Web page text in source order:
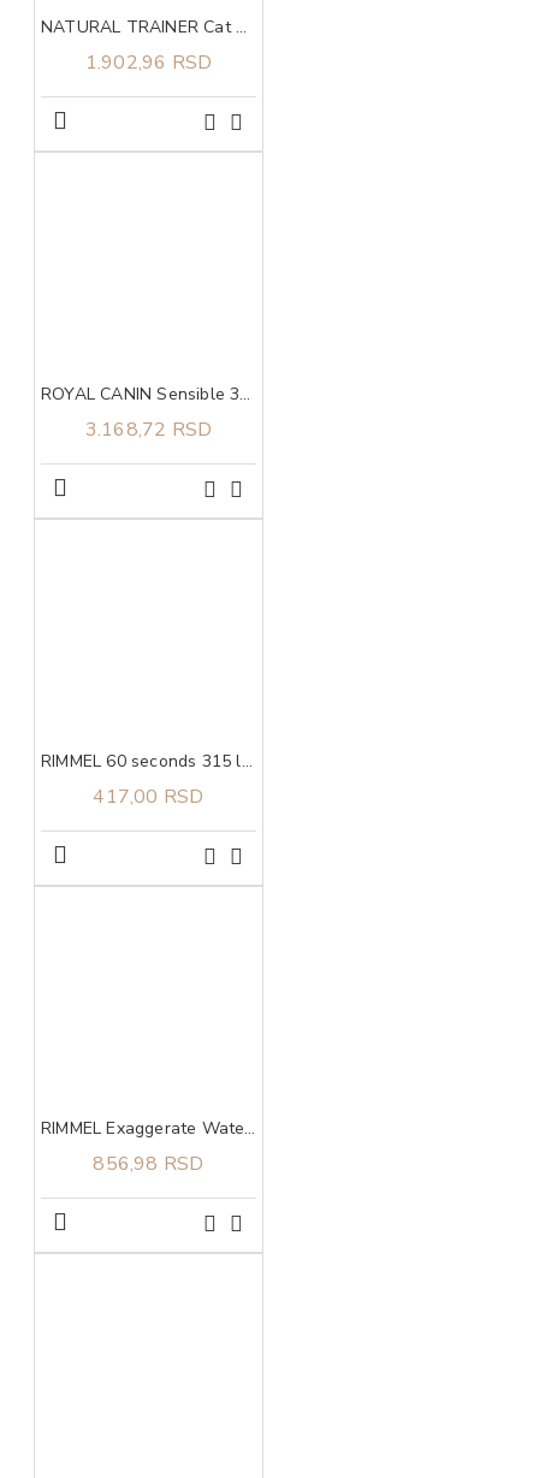
NATURAL TRAINER Cat piletina za odrasle mačke 1.5kg
1.902,96 RSD
ROYAL CANIN Sensible 33 2kg
3.168,72 RSD
RIMMEL 60 seconds 315 lak za nokte 8ml
417,00 RSD
RIMMEL Exaggerate Waterproof 003 Tecni ajlajner
856,98 RSD